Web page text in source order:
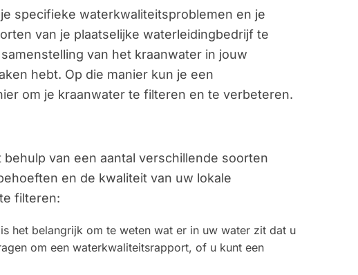
specifieke waterkwaliteitsproblemen en je
van je plaatselijke waterleidingbedrijf te
van het kraanwater in jouw
hebt. Op die manier kun je een
om je kraanwater te filteren en te verbeteren.
van een aantal verschillende soorten
en de kwaliteit van uw lokale
filteren:
het belangrijk om te weten wat er in uw water zit dat u
om een waterkwaliteitsrapport, of u kunt een